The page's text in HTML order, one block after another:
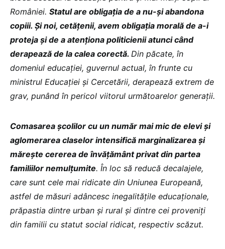
României. Statul are obligația de a nu-și abandona
copiii. Și noi, cetățenii, avem obligația morală de a-i
proteja și de a atenționa politicienii atunci când
derapează de la calea corectă. Din păcate, în
domeniul educației, guvernul actual, în frunte cu
ministrul Educației și Cercetării, derapează extrem de
grav, punând în pericol viitorul următoarelor generații.
Comasarea școlilor cu un număr mai mic de elevi și
aglomerarea claselor intensifică marginalizarea și
mărește cererea de învățământ privat din partea
familiilor nemulțumite. În loc să reducă decalajele,
care sunt cele mai ridicate din Uniunea Europeană,
astfel de măsuri adâncesc inegalitățile educaționale,
prăpastia dintre urban și rural și dintre cei proveniți
din familii cu statut social ridicat, respectiv scăzut.